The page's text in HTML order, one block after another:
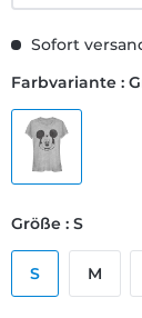
Sofort
Farbvariante :
Größe : S
S M